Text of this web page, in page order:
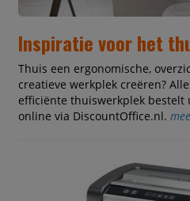
Inspiratie voor het
Thuis een ergonomische,
creatieve werkplek creëren?
efficiënte thuiswerkplek bestelt
online via DiscountOffice.nl.